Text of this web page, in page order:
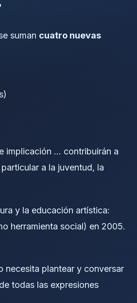
suman cuatro nuevas
implicación … contribuirán a
a la juventud, la
y la educación artística:
herramienta social) en 2005.
necesita plantear y conversar
todas las expresiones